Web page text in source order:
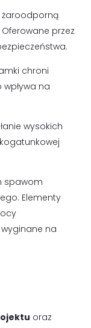
żaroodporną
przez
chroni
na
wysokich
spawom
Elementy
na
oraz